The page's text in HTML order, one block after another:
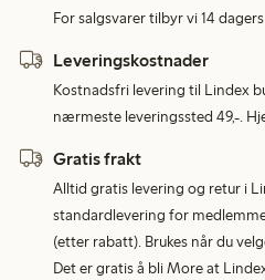
For salgsvarer tilbyr vi 14
Leveringskostnader
Kostnadsfri levering til Lindex
nærmeste leveringssted 49,-.
Gratis frakt
Alltid gratis levering og retur i
standardlevering for
(etter rabatt). Brukes når du
Det er gratis å bli More at